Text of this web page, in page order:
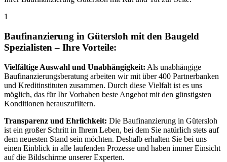
1
Baufinanzierung in Gütersloh mit den Baugeld
Spezialisten – Ihre Vorteile:
Vielfältige Auswahl und Unabhängigkeit: Als unabhängige
Baufinanzierungsberatung arbeiten wir mit über 400 Partnerbanken
und Kreditinstituten zusammen. Durch diese Vielfalt ist es uns
möglich, das für Ihr Vorhaben beste Angebot mit den günstigsten
Konditionen herauszufiltern.
Transparenz und Ehrlichkeit: Die Baufinanzierung in Gütersloh
ist ein großer Schritt in Ihrem Leben, bei dem Sie natürlich stets auf
dem neuesten Stand sein möchten. Deshalb erhalten Sie bei uns
einen Einblick in alle laufenden Prozesse und haben immer Einsicht
auf die Bildschirme unserer Experten.